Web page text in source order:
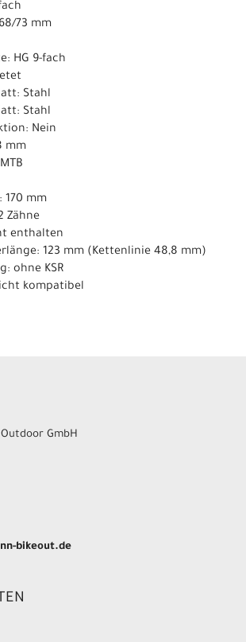
73 mm
HG 9-fach
Stahl
Stahl
Nein
mm
170 mm
Zähne
enthalten
123 mm (Kettenlinie 48,8 mm)
ohne KSR
kompatibel
GmbH
bikeout.de